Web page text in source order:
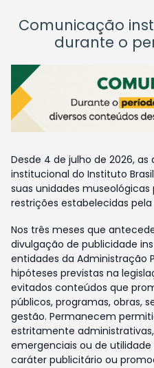
Comunicação
durante o
Desde 4 de julho de 2026,
institucional do Instituto
suas unidades
restrições estabelecidas
Nos três meses que
divulgação de publicidade
entidades da Administração
hipóteses previstas na
evitados conteúdos que
públicos, programas, obras,
gestão. Permanecem
estritamente
emergenciais ou de
caráter publicitário ou